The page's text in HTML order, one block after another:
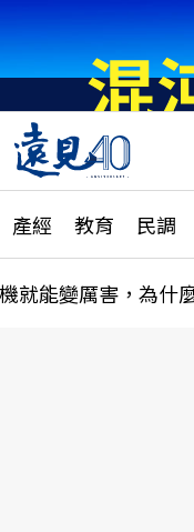
產經 教育 民調
特輯
大學升學、職涯攻
縣市施政調查全
就能變厲害，為什